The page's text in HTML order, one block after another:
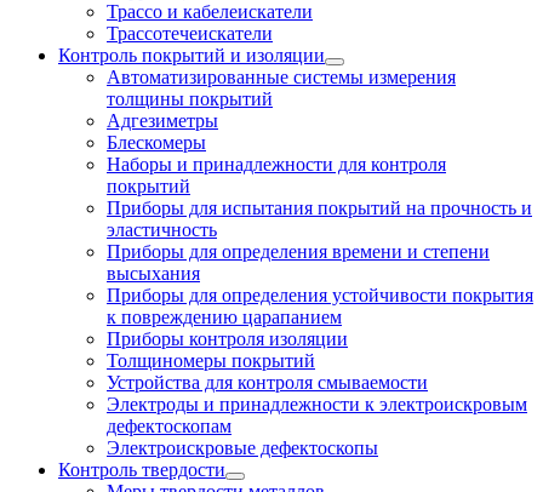
Трассо и кабелеискатели
Трассотечеискатели
Контроль покрытий и изоляции
Автоматизированные системы измерения
толщины покрытий
Адгезиметры
Блескомеры
Наборы и принадлежности для контроля
покрытий
Приборы для испытания покрытий на прочность и
эластичность
Приборы для определения времени и степени
высыхания
Приборы для определения устойчивости покрытия
к повреждению царапанием
Приборы контроля изоляции
Толщиномеры покрытий
Устройства для контроля смываемости
Электроды и принадлежности к электроискровым
дефектоскопам
Электроискровые дефектоскопы
Контроль твердости